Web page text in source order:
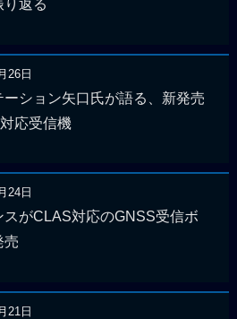
り返る
26日
ーション矢口氏が語る、新発売
応受信機
24日
スがCLAS対応のGNSS受信ボ
売
21日